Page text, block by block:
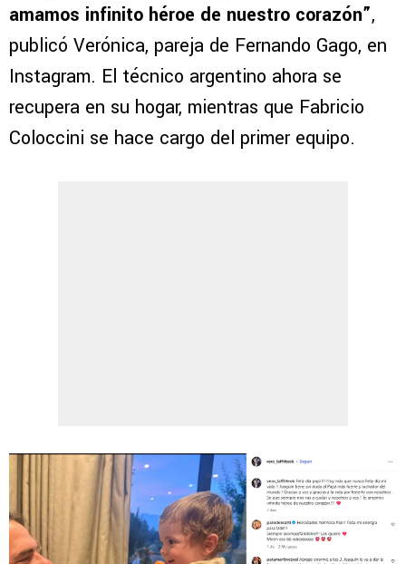
amamos infinito héroe de nuestro corazón”,
publicó Verónica, pareja de Fernando Gago, en
Instagram. El técnico argentino ahora se
recupera en su hogar, mientras que Fabricio
Coloccini se hace cargo del primer equipo.